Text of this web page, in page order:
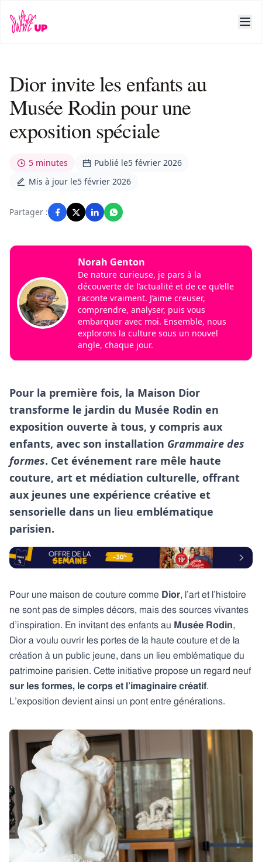
Dior invite les enfants au
Musée Rodin pour une
exposition spéciale
5 minutes Publié le5 février 2026
Mis à jour le5 février 2026
Partager :
Norah Genton
De nature curieuse, je pars à la
découverte de l’actualité et de ce qu’elle
raconte vraiment. J’aime creuser,
comprendre, analyser, puis vous
embarquer avec moi. Ensemble, nous
explorons la culture sous un nouvel
angle, chaque jour.
Pour la première fois, la Maison Dior
transforme le jardin du Musée Rodin en
exposition ouverte à tous, y compris aux
enfants, avec son installation Grammaire des
formes. Cet événement rare mêle haute
couture, art et médiation culturelle, offrant
aux jeunes une expérience créative et
sensorielle dans un lieu emblématique
parisien.
Pour une maison de couture comme Dior, l’art et l’histoire
ne sont pas de simples décors, mais des sources vivantes
d’inspiration. En invitant des enfants au Musée Rodin,
Dior a voulu ouvrir les portes de la haute couture et de la
création à un public jeune, dans un lieu emblématique du
patrimoine parisien. Cette initiative propose un regard neuf
sur les formes, le corps et l’imaginaire créatif.
L’exposition devient ainsi un pont entre générations.